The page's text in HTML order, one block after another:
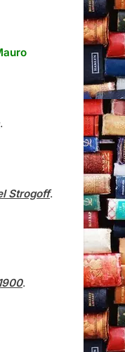
.
Strogoff.
.